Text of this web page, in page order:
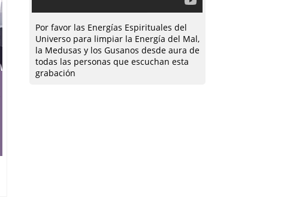
Por favor las Energías Espirituales del
Universo para limpiar la Energía del Mal,
la Medusas y los Gusanos desde aura de
todas las personas que escuchan esta
grabación